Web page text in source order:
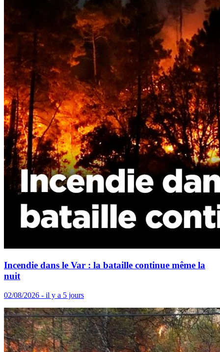
Incendie dans le Var : la bataille continue même la
nuit
02/08/2026 - il y a 5 jours